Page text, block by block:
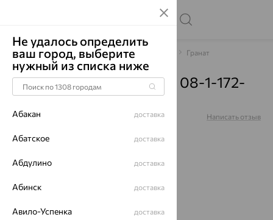
Главная Каталог Браслеты декоративные Гранат
Браслет, золото, гранат, 08-1-172-
0301-011
Артикул: Написать отзыв
Не удалось определить
ваш город, выберите
нужный из списка ниже
Абакан доставка
Абатское доставка
Абдулино доставка
Абинск доставка
Авило-Успенка доставка